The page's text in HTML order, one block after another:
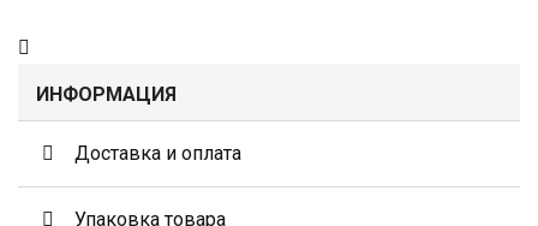
ИНФОРМАЦИЯ
Доставка и оплата
Упаковка товара